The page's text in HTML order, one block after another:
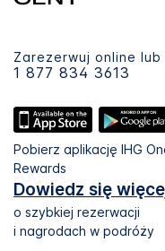
Zarezerwuj online lub
1 877 834 3613
Pobierz aplikację IHG
Rewards
Dowiedz się
o szybkiej rezerwacji
i nagrodach w podróży